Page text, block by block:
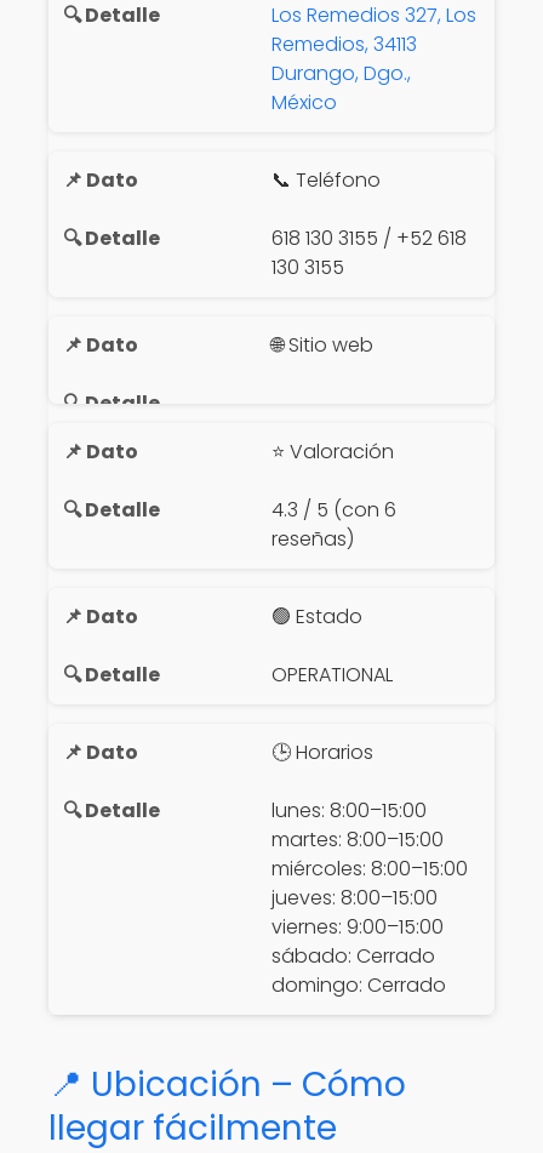
Los Remedios 327, Los
Remedios, 34113
Durango, Dgo.,
México
📞 Teléfono
618 130 3155 / +52 618
130 3155
🌐 Sitio web
⭐ Valoración
4.3 / 5 (con 6
reseñas)
🟢 Estado
OPERATIONAL
🕒 Horarios
lunes: 8:00–15:00
martes: 8:00–15:00
miércoles: 8:00–15:00
jueves: 8:00–15:00
viernes: 9:00–15:00
sábado: Cerrado
domingo: Cerrado
📍 Ubicación – Cómo
llegar fácilmente